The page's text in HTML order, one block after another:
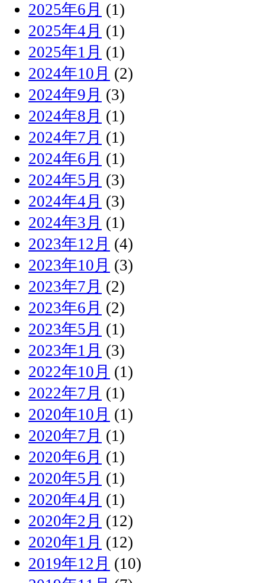
2025年6月 (1)
2025年4月 (1)
2025年1月 (1)
2024年10月 (2)
2024年9月 (3)
2024年8月 (1)
2024年7月 (1)
2024年6月 (1)
2024年5月 (3)
2024年4月 (3)
2024年3月 (1)
2023年12月 (4)
2023年10月 (3)
2023年7月 (2)
2023年6月 (2)
2023年5月 (1)
2023年1月 (3)
2022年10月 (1)
2022年7月 (1)
2020年10月 (1)
2020年7月 (1)
2020年6月 (1)
2020年5月 (1)
2020年4月 (1)
2020年2月 (12)
2020年1月 (12)
2019年12月 (10)